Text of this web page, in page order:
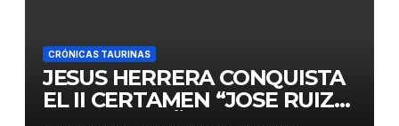
CRÓNICAS TAURINAS
JESUS HERRERA CONQUISTA
EL II CERTAMEN “JOSE RUIZ